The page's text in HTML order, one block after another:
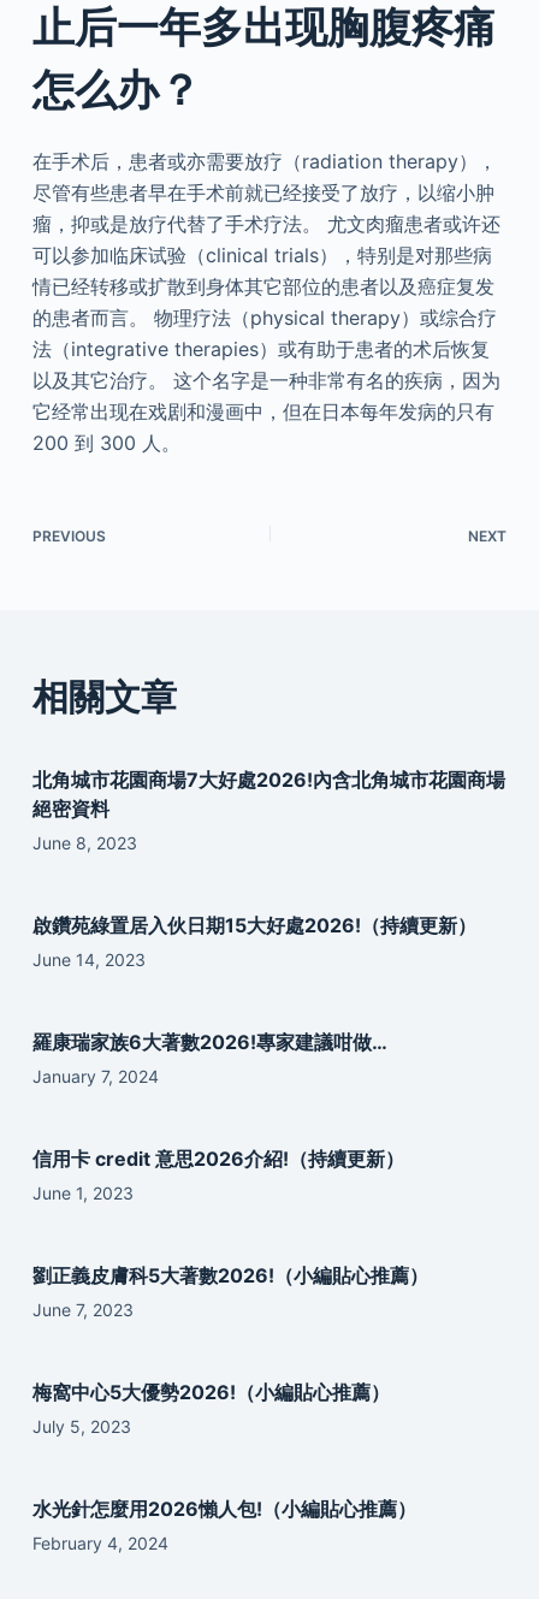
止后一年多出现胸腹疼痛
怎么办？
在手术后，患者或亦需要放疗（radiation therapy），
尽管有些患者早在手术前就已经接受了放疗，以缩小肿
瘤，抑或是放疗代替了手术疗法。 尤文肉瘤患者或许还
可以参加临床试验（clinical trials），特别是对那些病
情已经转移或扩散到身体其它部位的患者以及癌症复发
的患者而言。 物理疗法（physical therapy）或综合疗
法（integrative therapies）或有助于患者的术后恢复
以及其它治疗。 这个名字是一种非常有名的疾病，因为
它经常出现在戏剧和漫画中，但在日本每年发病的只有
200 到 300 人。
PREVIOUS NEXT
相關文章
北角城市花園商場7大好處2026!內含北角城市花園商場
絕密資料
June 8, 2023
啟鑽苑綠置居入伙日期15大好處2026!（持續更新）
June 14, 2023
羅康瑞家族6大著數2026!專家建議咁做…
January 7, 2024
信用卡 credit 意思2026介紹!（持續更新）
June 1, 2023
劉正義皮膚科5大著數2026!（小編貼心推薦）
June 7, 2023
梅窩中心5大優勢2026!（小編貼心推薦）
July 5, 2023
水光針怎麼用2026懶人包!（小編貼心推薦）
February 4, 2024